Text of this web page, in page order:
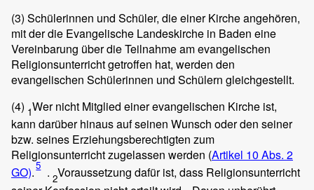
(3) Schülerinnen und Schüler, die einer Kirche angehören,
mit der die Evangelische Landeskirche in Baden eine
Vereinbarung über die Teilnahme am evangelischen
Religionsunterricht getroffen hat, werden den
evangelischen Schülerinnen und Schülern gleichgestellt.
(4) 1Wer nicht Mitglied einer evangelischen Kirche ist,
kann darüber hinaus auf seinen Wunsch oder den seiner
bzw. seines Erziehungsberechtigten zum
Religionsunterricht zugelassen werden (Artikel 10 Abs. 2
GO).5 . 2Voraussetzung dafür ist, dass Religionsunterricht